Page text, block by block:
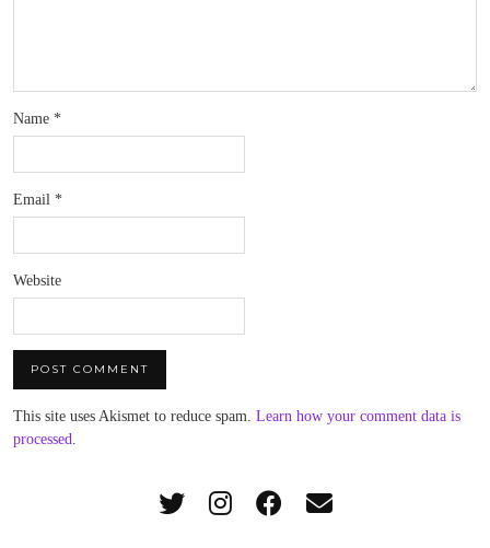
Name *
Email *
Website
This site uses Akismet to reduce spam. Learn how your comment data is
processed.